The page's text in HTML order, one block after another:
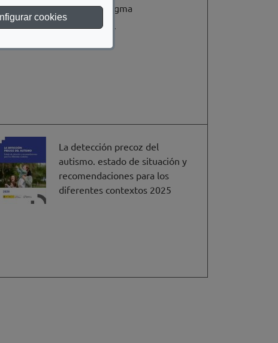
cookies
contra el estigma
Muñoz, M. (dir.),
La detección precoz del
autismo. estado de situación y
recomendaciones para los
diferentes contextos 2025